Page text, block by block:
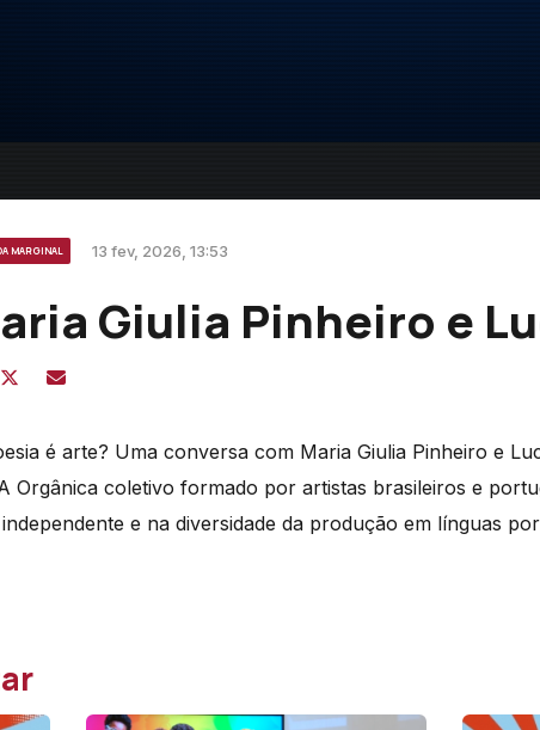
MARGINAL 13 fev, 2026, 13:53
Giulia Pinheiro e
é arte? Uma conversa com Maria Giulia Pinheiro e
Orgânica coletivo formado por artistas brasileiros e
e na diversidade da produção em línguas